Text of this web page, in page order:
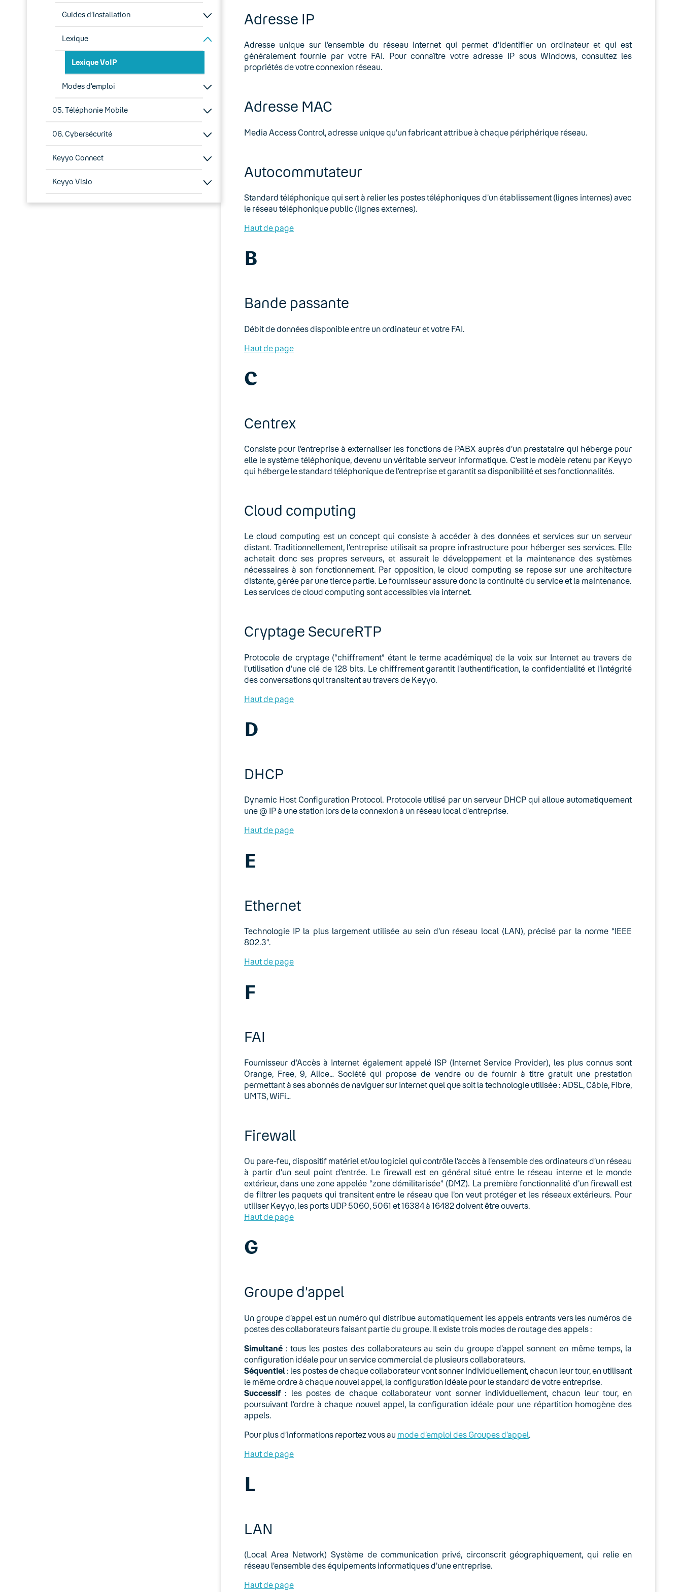
Guides d’installation
Lexique
Lexique VoIP
Modes d’emploi
05. Téléphonie Mobile
06. Cybersécurité
Keyyo Connect
Keyyo Visio
Adresse IP
Adresse unique sur l’ensemble du réseau Internet qui permet d’identifier un ordinateur et qui est
généralement fournie par votre FAI. Pour connaître votre adresse IP sous Windows, consultez les
propriétés de votre connexion réseau.
Adresse MAC
Media Access Control, adresse unique qu’un fabricant attribue à chaque périphérique réseau.
Autocommutateur
Standard téléphonique qui sert à relier les postes téléphoniques d’un établissement (lignes internes) avec
le réseau téléphonique public (lignes externes).
Haut de page
B
Bande passante
Débit de données disponible entre un ordinateur et votre FAI.
Haut de page
C
Centrex
Consiste pour l’entreprise à externaliser les fonctions de PABX auprès d’un prestataire qui héberge pour
elle le système téléphonique, devenu un véritable serveur informatique. C’est le modèle retenu par Keyyo
qui héberge le standard téléphonique de l’entreprise et garantit sa disponibilité et ses fonctionnalités.
Cloud computing
Le cloud computing est un concept qui consiste à accéder à des données et services sur un serveur
distant. Traditionnellement, l’entreprise utilisait sa propre infrastructure pour héberger ses services. Elle
achetait donc ses propres serveurs, et assurait le développement et la maintenance des systèmes
nécessaires à son fonctionnement. Par opposition, le cloud computing se repose sur une architecture
distante, gérée par une tierce partie. Le fournisseur assure donc la continuité du service et la maintenance.
Les services de cloud computing sont accessibles via internet.
Cryptage SecureRTP
Protocole de cryptage (“chiffrement” étant le terme académique) de la voix sur Internet au travers de
l’utilisation d’une clé de 128 bits. Le chiffrement garantit l’authentification, la confidentialité et l’intégrité
des conversations qui transitent au travers de Keyyo.
Haut de page
D
DHCP
Dynamic Host Configuration Protocol. Protocole utilisé par un serveur DHCP qui alloue automatiquement
une @ IP à une station lors de la connexion à un réseau local d’entreprise.
Haut de page
E
Ethernet
Technologie IP la plus largement utilisée au sein d’un réseau local (LAN), précisé par la norme “IEEE
802.3”.
Haut de page
F
FAI
Fournisseur d’Accès à Internet également appelé ISP (Internet Service Provider), les plus connus sont
Orange, Free, 9, Alice… Société qui propose de vendre ou de fournir à titre gratuit une prestation
permettant à ses abonnés de naviguer sur Internet quel que soit la technologie utilisée : ADSL, Câble, Fibre,
UMTS, WiFi…
Firewall
Ou pare-feu, dispositif matériel et/ou logiciel qui contrôle l’accès à l’ensemble des ordinateurs d’un réseau
à partir d’un seul point d’entrée. Le firewall est en général situé entre le réseau interne et le monde
extérieur, dans une zone appelée “zone démilitarisée” (DMZ). La première fonctionnalité d’un firewall est
de filtrer les paquets qui transitent entre le réseau que l’on veut protéger et les réseaux extérieurs. Pour
utiliser Keyyo, les ports UDP 5060, 5061 et 16384 à 16482 doivent être ouverts.
Haut de page
G
Groupe d’appel
Un groupe d’appel est un numéro qui distribue automatiquement les appels entrants vers les numéros de
postes des collaborateurs faisant partie du groupe. Il existe trois modes de routage des appels :
Simultané: tous les postes des collaborateurs au sein du groupe d’appel sonnent en même temps, la
configuration idéale pour un service commercial de plusieurs collaborateurs.
Séquentiel : les postes de chaque collaborateur vont sonner individuellement, chacun leur tour, en utilisant
le même ordre à chaque nouvel appel, la configuration idéale pour le standard de votre entreprise.
Successif: les postes de chaque collaborateur vont sonner individuellement, chacun leur tour, en
poursuivant l’ordre à chaque nouvel appel, la configuration idéale pour une répartition homogène des
appels.
Pour plus d’informations reportez vous au mode d’emploi des Groupes d’appel
Haut de page
L
LAN
(Local Area Network) Système de communication privé, circonscrit géographiquement, qui relie en
réseau l’ensemble des équipements informatiques d’une entreprise.
Haut de page